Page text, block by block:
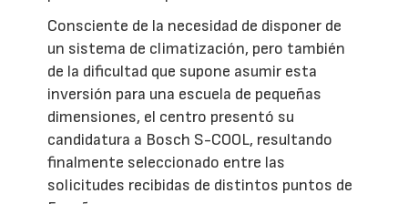
Consciente de la necesidad de disponer de
un sistema de climatización, pero también
de la dificultad que supone asumir esta
inversión para una escuela de pequeñas
dimensiones, el centro presentó su
candidatura a Bosch S-COOL, resultando
finalmente seleccionado entre las
solicitudes recibidas de distintos puntos de